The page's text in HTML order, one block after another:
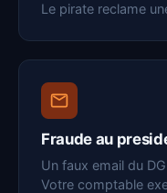
Le pirate reclame
Fraude au
Un faux email du
Votre comptable